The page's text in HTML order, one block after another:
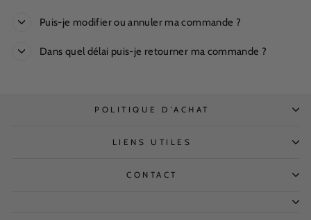
Puis-je modifier ou annuler ma commande ?
Dans quel délai puis-je retourner ma commande ?
POLITIQUE D'ACHAT
LIENS UTILES
CONTACT